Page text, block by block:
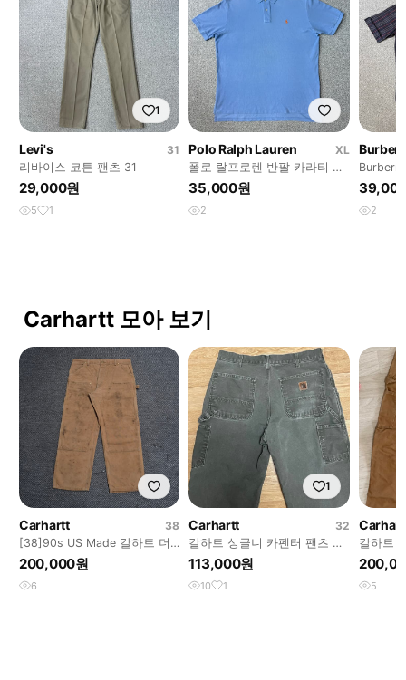
1
Levi's
31
리바이스 코튼 팬츠 31
29,000원
5 1
Polo Ralph Lauren
XL
폴로 랄프로렌 반팔 카라티 빅
사이즈 XL
35,000원
2
셔츠
2
Carhartt 모아 보기
Carhartt
38
[38]90s US Made 칼하트 더
블니 -B49
200,000원
6
1
Carhartt
32
칼하트 싱글니 카펜터 팬츠 모
스그린
113,000원
10 1
칼하트
츠
5